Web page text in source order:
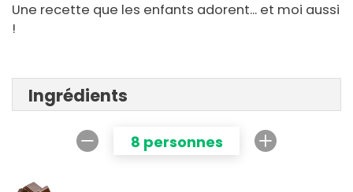
Une recette que les enfants adorent... et moi aussi
!
Ingrédients
8 personnes